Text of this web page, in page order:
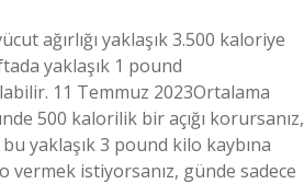
ağırlığı yaklaşık 3.500 kaloriye
yaklaşık 1 pound
11 Temmuz 2023Ortalama
500 kalorilik bir açığı korursanız,
yaklaşık 3 pound kilo kaybına
vermek istiyorsanız, günde sadece